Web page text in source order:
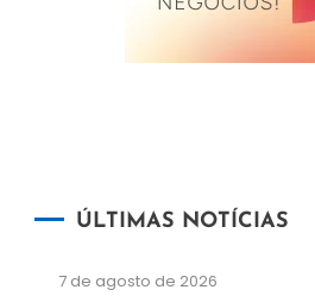
ÚLTIMAS NOTÍCIAS
7 de agosto de 2026